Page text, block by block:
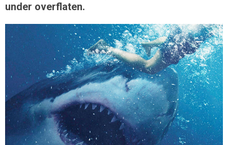
under overflaten.